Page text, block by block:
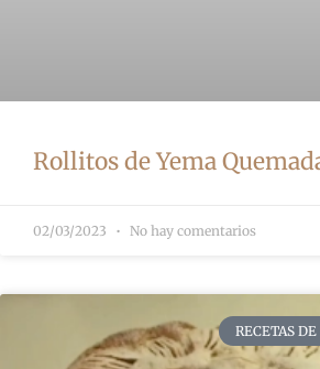
Rollitos de Yema
02/03/2023 No hay comentarios
RECETAS